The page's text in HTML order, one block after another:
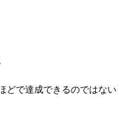
どで達成できるのではない